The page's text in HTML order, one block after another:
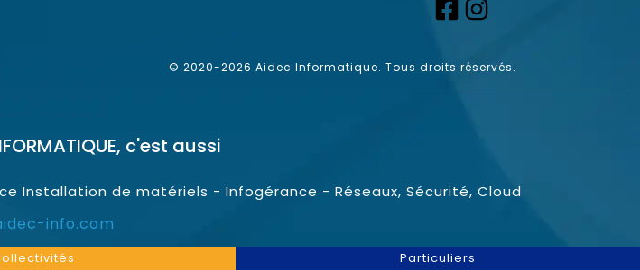
© 2020-2026 Aidec Informatique. Tous droits réservés.
, c'est aussi
Installation de matériels - Infogérance - Réseaux, Sécurité, Cloud
info.com
Particuliers